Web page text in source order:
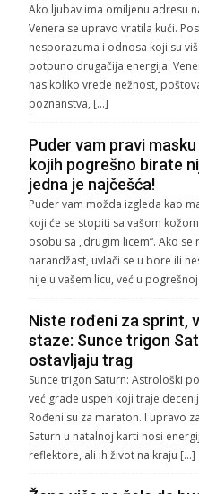
Ako ljubav ima omiljenu adresu
Venera se upravo vratila kući.
nesporazuma i odnosa koji su
potpuno drugačija energija.
nas koliko vrede nežnost,
poznanstva, […]
Puder vam pravi
kojih pogrešno birate
jedna je najčešća!
Puder vam možda izgleda kao
koji će se stopiti sa vašom
osobu sa „drugim licem“. Ako
narandžast, uvlači se u bore ili
nije u vašem licu, već u
Niste rođeni za sprint,
staze: Sunce trigon
ostavljaju trag
Sunce trigon Saturn: Astrološki
već grade uspeh koji traje
Rođeni su za maraton. I upravo
Saturn u natalnoj karti nosi
reflektore, ali ih život na kraju […]